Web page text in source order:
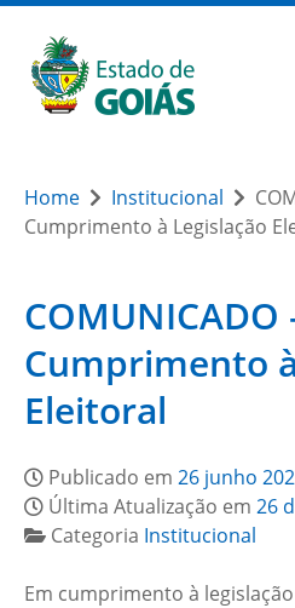
Home Institucional
Cumprimento à Legislação
COMUNICADO
Cumprimento
Eleitoral
Publicado em 26 junho
Última Atualização em 26
Categoria Institucional
Em cumprimento à